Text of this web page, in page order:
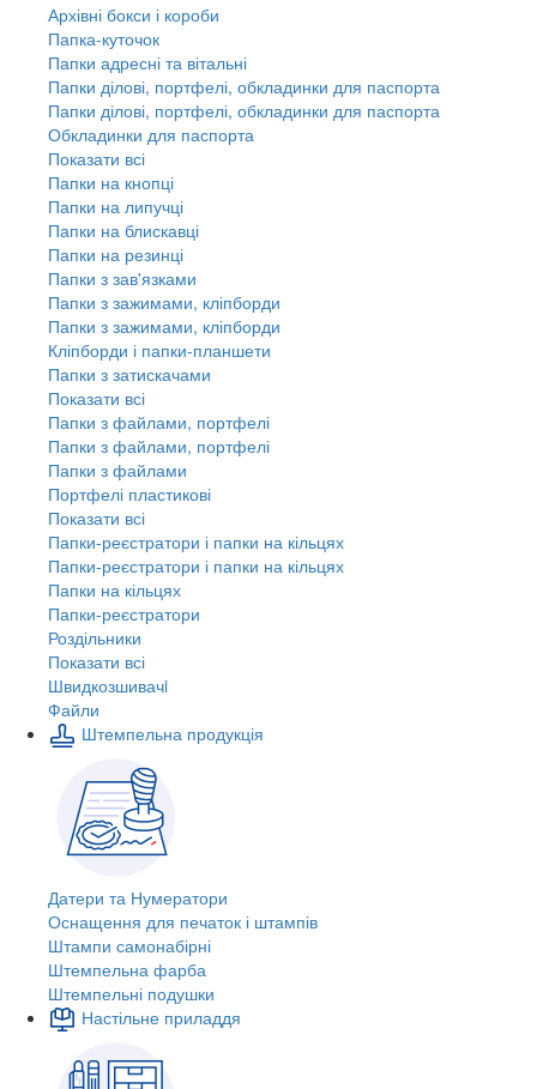
Архівні бокси і короби
Папка-куточок
Папки адресні та вітальні
Папки ділові, портфелі, обкладинки для паспорта
Папки ділові, портфелі, обкладинки для паспорта
Обкладинки для паспорта
Показати всі
Папки на кнопці
Папки на липучці
Папки на блискавці
Папки на резинці
Папки з зав'язками
Папки з зажимами, кліпборди
Папки з зажимами, кліпборди
Кліпборди і папки-планшети
Папки з затискачами
Показати всі
Папки з файлами, портфелі
Папки з файлами, портфелі
Папки з файлами
Портфелі пластикові
Показати всі
Папки-реєстратори і папки на кільцях
Папки-реєстратори і папки на кільцях
Папки на кільцях
Папки-реєстратори
Роздільники
Показати всі
Швидкозшивачi
Файли
Штемпельна продукція
Датери та Нумератори
Оснащення для печаток і штампів
Штампи самонабірні
Штемпельна фарба
Штемпельні подушки
Настільне приладдя